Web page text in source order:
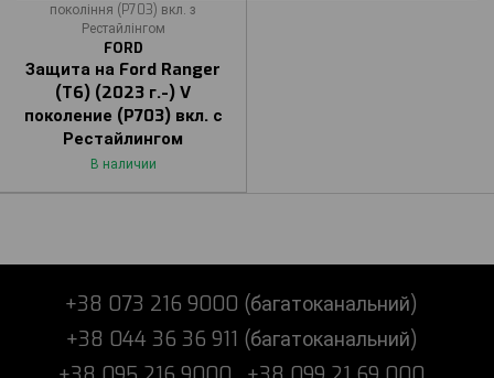
покоління (P703) вкл. з
Рестайлінгом
FORD
Защита на Ford Ranger
(T6) (2023 г.-) V
поколение (P703) вкл. с
Рестайлингом
В наличии
+38 073 216 9000 (багатоканальний)
+38 044 36 36 911 (багатоканальний)